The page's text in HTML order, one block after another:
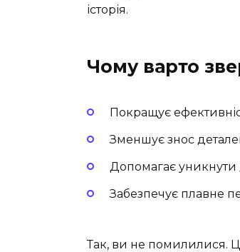
історія.
Чому варто
Покращує
Зменшує знос
Допомагає уникнути
Забезпечує плавне
Так, ви не помилилися.